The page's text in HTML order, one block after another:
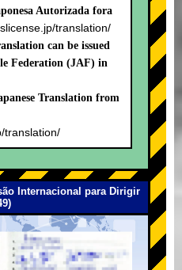
Autorizada fora
translation/
can be issued
Federation (JAF) in
Translation from
translation/
Internacional para Dirigir